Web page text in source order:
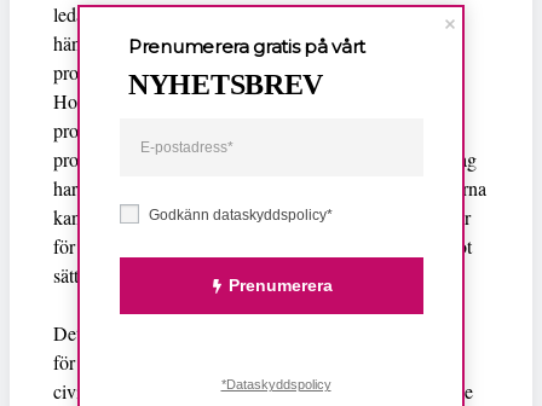
ledamöter i den liberala och den gröna gruppen. Det
hänger naturligtvis ihop med deras stöd för
prostitutionsindustrin generellt. I både Tyskland och
Holland är prostitution institutionaliserat och
prostitutionsindustrin har framgångsrikt lobbat för att
prostitution ska ses som vilket annat jobb som helst. Jag
har ändå svårt att förstå hur prostitutionsindustrikramarna
kan försvara köp av traffickingoffer. De som fallit offer
för människohandeln har ju per definition inte på något
sätt valt att arbeta i prostitution.
Det tog flera månaders slit och samtal med företrädare
för olika politiska grupper och
civilsamhällesorganisationer för att vi i slutändan skulle
Godkänn dataskyddspolicy*
Prenumerera
Prenumerera gratis på vårt
NYHETSBREV
*Dataskyddspolicy